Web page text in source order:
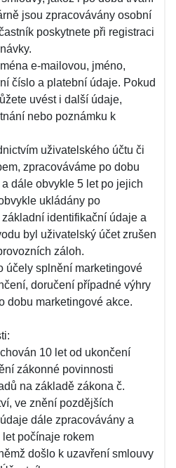
jsou zpracovávány osobní
poskytnete při registraci
e-mailovou, jméno,
číslo a platební údaje. Pokud
uvést i další údaje,
nebo poznámku k
uživatelského účtu či
zpracováváme po dobu
dále obvykle 5 let po jejich
ukládány po
identifikační údaje a
byl uživatelský účet zrušen
záloh.
účely splnění marketingové
doručení případné výhry
dobu marketingové akce.
10 let od ukončení
zákonné povinnosti
na základě zákona č.
ve znění pozdějších
dále zpracovávány a
počínaje rokem
došlo k uzavření smlouvy